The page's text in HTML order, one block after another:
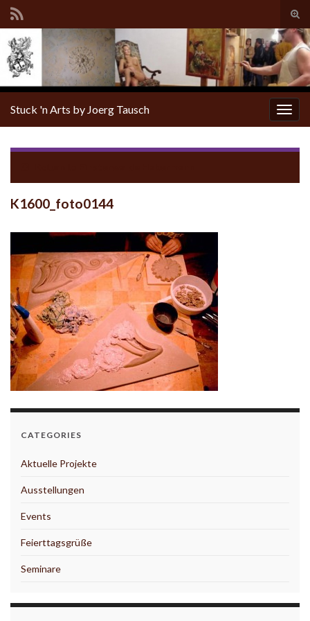
Stuck 'n Arts by Joerg Tausch
K1600_foto0144
CATEGORIES
Aktuelle Projekte
Ausstellungen
Events
Feierttagsgrüße
Seminare